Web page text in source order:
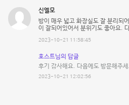
신엘모
방이 매우 넓고 화장실도 잘 분리되
이 잘되어있어서 분위기도 좋아요.
2023-10-21 11:58:45
호스트님의 답글
후기 감사해요. 다음에도 방문해주
2023-10-21 12:02:56